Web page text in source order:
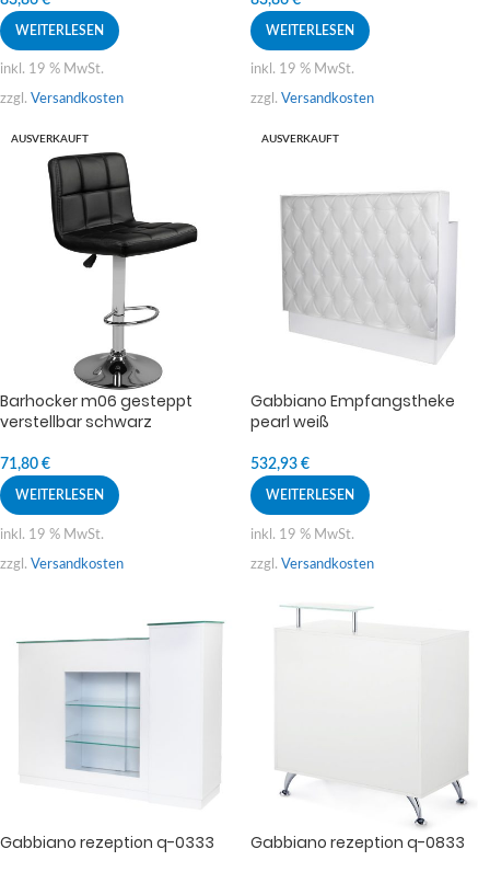
WEITERLESEN
inkl. 19 % MwSt.
zzgl. Versandkosten
WEITERLESEN
inkl. 19 % MwSt.
zzgl. Versandkosten
AUSVERKAUFT
Barhocker m06 gesteppt
verstellbar schwarz
71,80 €
WEITERLESEN
inkl. 19 % MwSt.
zzgl. Versandkosten
AUSVERKAUFT
Gabbiano Empfangstheke
pearl weiß
532,93 €
WEITERLESEN
inkl. 19 % MwSt.
zzgl. Versandkosten
Gabbiano rezeption q-0333 Gabbiano rezeption q-0833